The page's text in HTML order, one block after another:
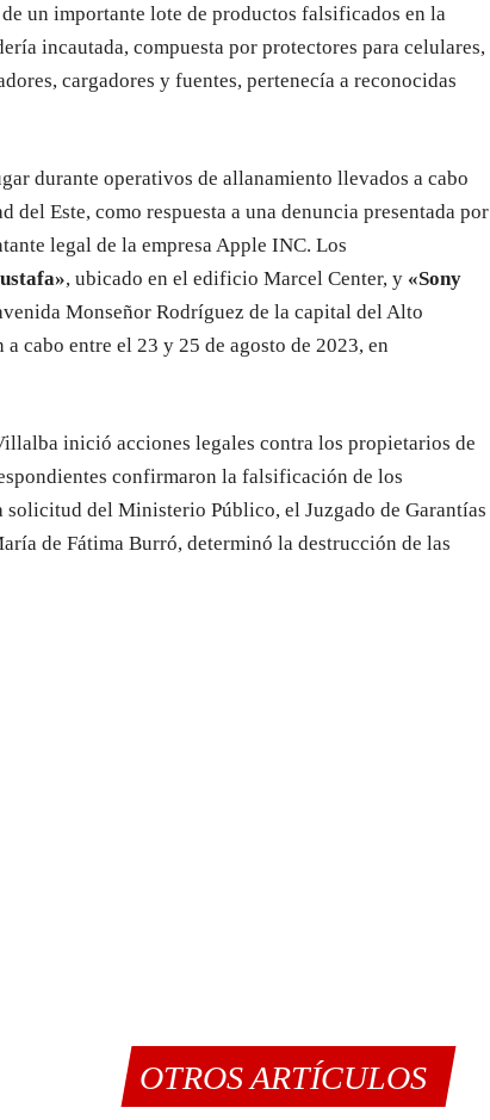
un importante lote de productos falsificados en la
incautada, compuesta por protectores para celulares,
cargadores y fuentes, pertenecía a reconocidas
durante operativos de allanamiento llevados a cabo
del Este, como respuesta a una denuncia presentada por
legal de la empresa Apple INC. Los
, ubicado en el edificio Marcel Center, y «Sony
Monseñor Rodríguez de la capital del Alto
cabo entre el 23 y 25 de agosto de 2023, en
inició acciones legales contra los propietarios de
confirmaron la falsificación de los
solicitud del Ministerio Público, el Juzgado de Garantías
de Fátima Burró, determinó la destrucción de las
OTROS ARTÍCULOS